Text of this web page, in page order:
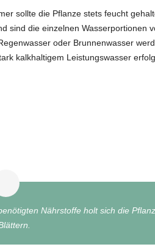
sollte die Pflanze stets feucht
sind die einzelnen Wasserportionen
oder Brunnenwasser
kalkhaltigem Leistungswasser
Nährstoffe holt sich die